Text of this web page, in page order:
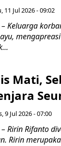
11 Jul 2026 - 09:02
– Keluarga
Mati,
9 Jul 2026 - 07:00
– Ririn Rifanto
Ririn